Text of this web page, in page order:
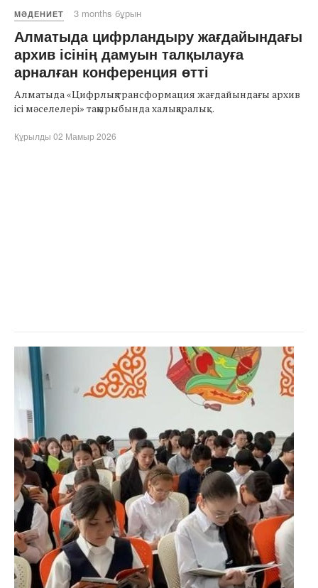
МӘДЕНИЕТ 3 months бұрын
Алматыда цифрландыру жағдайындағы
архив ісінің дамуын талқылауға
арналған конференция өтті
Алматыда «Цифрлық трансформация жағдайындағы архив
ісі мәселелері» тақырыбында халықаралық ...
Құрылды 02 Мамыр 2026